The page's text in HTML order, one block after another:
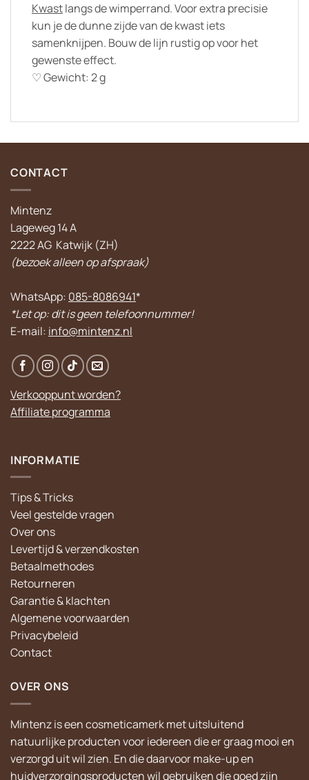
Kwastlangs de wimperrand. Voor extra precisie
kun je de dunne zijde van de kwast iets
samenknijpen. Bouw de lijn rustig op voor het
gewenste effect.
♡ Gewicht: 2 g
CONTACT
Mintenz
Lageweg 14 A
2222 AG Katwijk (ZH)
(bezoek alleen op afspraak)
WhatsApp: 085-8086941*
*Let op: dit is geen telefoonnummer!
E-mail: info@mintenz.nl
Verkooppunt worden?
Affiliate programma
INFORMATIE
Tips & Tricks
Veel gestelde vragen
Over ons
Levertijd & verzendkosten
Betaalmethodes
Retourneren
Garantie & klachten
Algemene voorwaarden
Privacybeleid
Contact
OVER ONS
Mintenz is een cosmeticamerk met uitsluitend
natuurlijke producten voor iedereen die er graag mooi en
verzorgd uit wil zien. En die daarvoor make-up en
huidverzorgingsproducten wil gebruiken die goed zijn